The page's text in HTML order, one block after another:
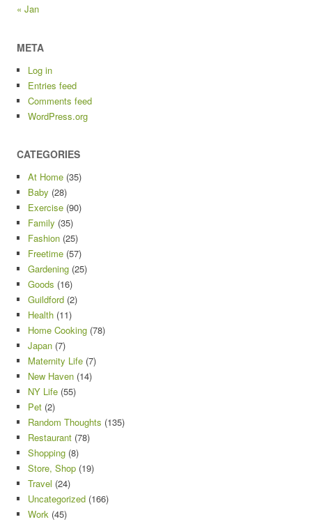
« Jan
META
Log in
Entries feed
Comments feed
WordPress.org
CATEGORIES
At Home (35)
Baby (28)
Exercise (90)
Family (35)
Fashion (25)
Freetime (57)
Gardening (25)
Goods (16)
Guildford (2)
Health (11)
Home Cooking (78)
Japan (7)
Maternity Life (7)
New Haven (14)
NY Life (55)
Pet (2)
Random Thoughts (135)
Restaurant (78)
Shopping (8)
Store, Shop (19)
Travel (24)
Uncategorized (166)
Work (45)